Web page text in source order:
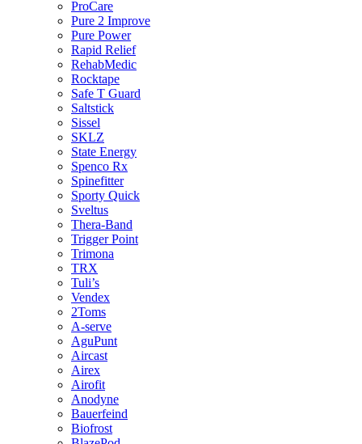
ProCare
Pure 2 Improve
Pure Power
Rapid Relief
RehabMedic
Rocktape
Safe T Guard
Saltstick
Sissel
SKLZ
State Energy
Spenco Rx
Spinefitter
Sporty Quick
Sveltus
Thera-Band
Trigger Point
Trimona
TRX
Tuli’s
Vendex
2Toms
A-serve
AguPunt
Aircast
Airex
Airofit
Anodyne
Bauerfeind
Biofrost